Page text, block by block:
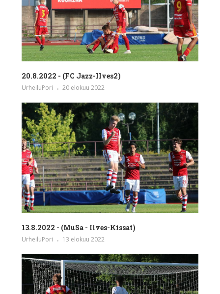
20.8.2022 - (FC Jazz-Ilves2)
UrheiluPori 20 elokuu 2022
13.8.2022 - (MuSa - Ilves-Kissat)
UrheiluPori 13 elokuu 2022